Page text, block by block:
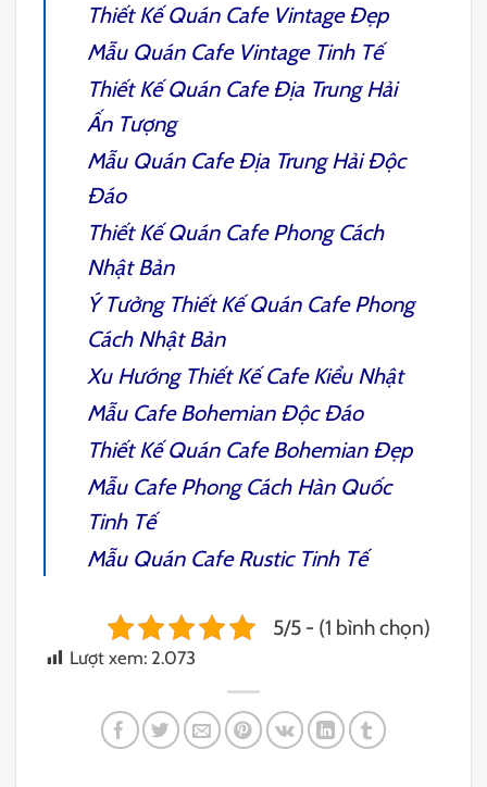
Thiết Kế Quán Cafe VintageĐẹp
Mẫu Quán Cafe VintageTinh Tế
Thiết Kế Quán Cafe Địa Trung Hải
Ấn Tượng
Mẫu Quán Cafe Địa Trung HảiĐộc
Đáo
Thiết Kế Quán Cafe Phong Cách
Nhật Bản
Ý Tưởng Thiết KếQuán Cafe Phong
Cách Nhật Bản
Xu Hướng Thiết KếCafe Kiểu Nhật
Mẫu Cafe BohemianĐộc Đáo
Thiết Kế Quán Cafe BohemianĐẹp
Mẫu Cafe Phong Cách Hàn Quốc
Tinh Tế
Mẫu Quán Cafe RusticTinh Tế
5/5 - (1 bình chọn)
Lượt xem: 2.073